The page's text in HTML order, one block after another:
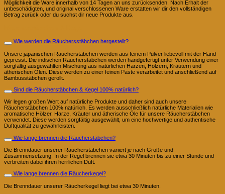
Möglichkeit die Ware innerhalb von 14 Tagen an uns zurücksenden. Nach Erhalt der
unbeschädigten, und original verschlossenen Ware erstatten wir dir den vollständigen
Betrag zurück oder du suchst dir neue Produkte aus.
Wie werden die Räuchersstäbchen hergestellt?
Unsere japanischen Räucherstäbchen werden aus feinem Pulver liebevoll mit der Hand
gepresst. Die indischen Räucherstäbchen werden handgefertigt unter Verwendung einer
sorgfältig ausgewählten Mischung aus natürlichen Harzen, Hölzern, Kräutern und
ätherischen Ölen. Diese werden zu einer feinen Paste verarbeitet und anschließend auf
Bambusstäbchen gerollt.
Sind die Räucherstäbchen & Kegel 100% natürlich?
Wir legen großen Wert auf natürliche Produkte und daher sind auch unsere
Räucherstäbchen 100% natürlich. Es werden ausschließlich natürliche Materialien wie
aromatische Hölzer, Harze, Kräuter und ätherische Öle für unsere Räucherstäbchen
verwendet. Diese werden sorgfältig ausgewählt, um eine hochwertige und authentische
Duftqualität zu gewährleisten.
Wie lange brennen die Räucherstäbchen?
Die Brenndauer unserer Räucherstäbchen variiert je nach Größe und
Zusammensetzung. In der Regel brennen sie etwa 30 Minuten bis zu einer Stunde und
verbreiten dabei ihren herrlichen Duft.
Wie lange brennen die Räucherkegel?
Die Brenndauer unserer Räucherkegel liegt bei etwa 30 Minuten.